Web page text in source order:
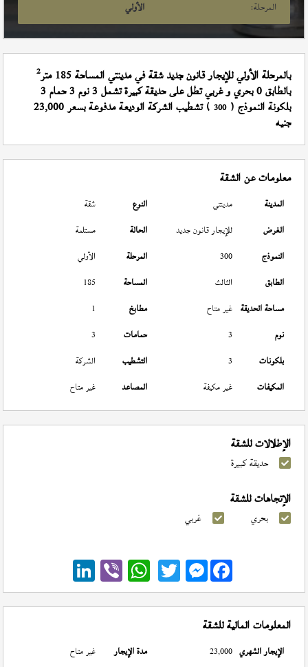
المرحلة:
الأولي
بالمرحلة الأولي للإيجار قانون جديد شقة في مدينتي المساحة 185 متر 2
بالطابق 0 بحري و غربي تطل على حديقة كبيرة تشمل 3 نوم 3 حمام 3
بلكونة النموذج (300 ) تشطيب الشركة الوديعة مدفوعة بسعر 23,000
جنيه
معلومات عن الشقة
المدينة مدينتي النوع
شقة
الغرض
للإيجار قانون جديد الحالة
مستلمة
النموذج
300 المرحلة
الأولي
الطابق
الثالث المساحة
185
مساحة الحديقة غير متاح مطابخ
1
نوم
3 حمامات
3
بلكونات
3 التشطيب
الشركة
المكيفات
غير مكيفة المصاعد غير متاح
الإطلالات للشقة
حديقة كبيرة
الإتجاهات للشقة
بحري غربي
Messenger
المعلومات المالية للشقة
الإيجار الشهري 23,000 مدة الإيجار
غير متاح